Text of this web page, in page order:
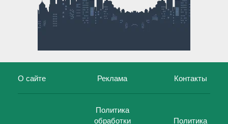
О сайте Реклама Контакты
Политика
обработки
Политика